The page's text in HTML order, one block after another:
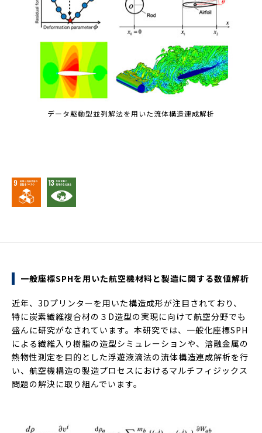
データ駆動型並列解法を用いた流体構造連成解析
一般座標SPHを用いた航空機材料と製造に関する数値解析
近年、3Dプリンターを用いた構造成形が注目されており、
特に炭素繊維複合材の３D造型の実現に向けて航空分野でも
盛んに研究がなされています。本研究では、一般化座標SPH
による繊維入り樹脂の造型シミュレーションや、溶融金属の
熱物性測定を目的とした浮遊液滴法の流体構造連成解析を行
い、航空機構造の製造プロセスにおけるマルチフィジックス
問題の解決に取り組んでいます。